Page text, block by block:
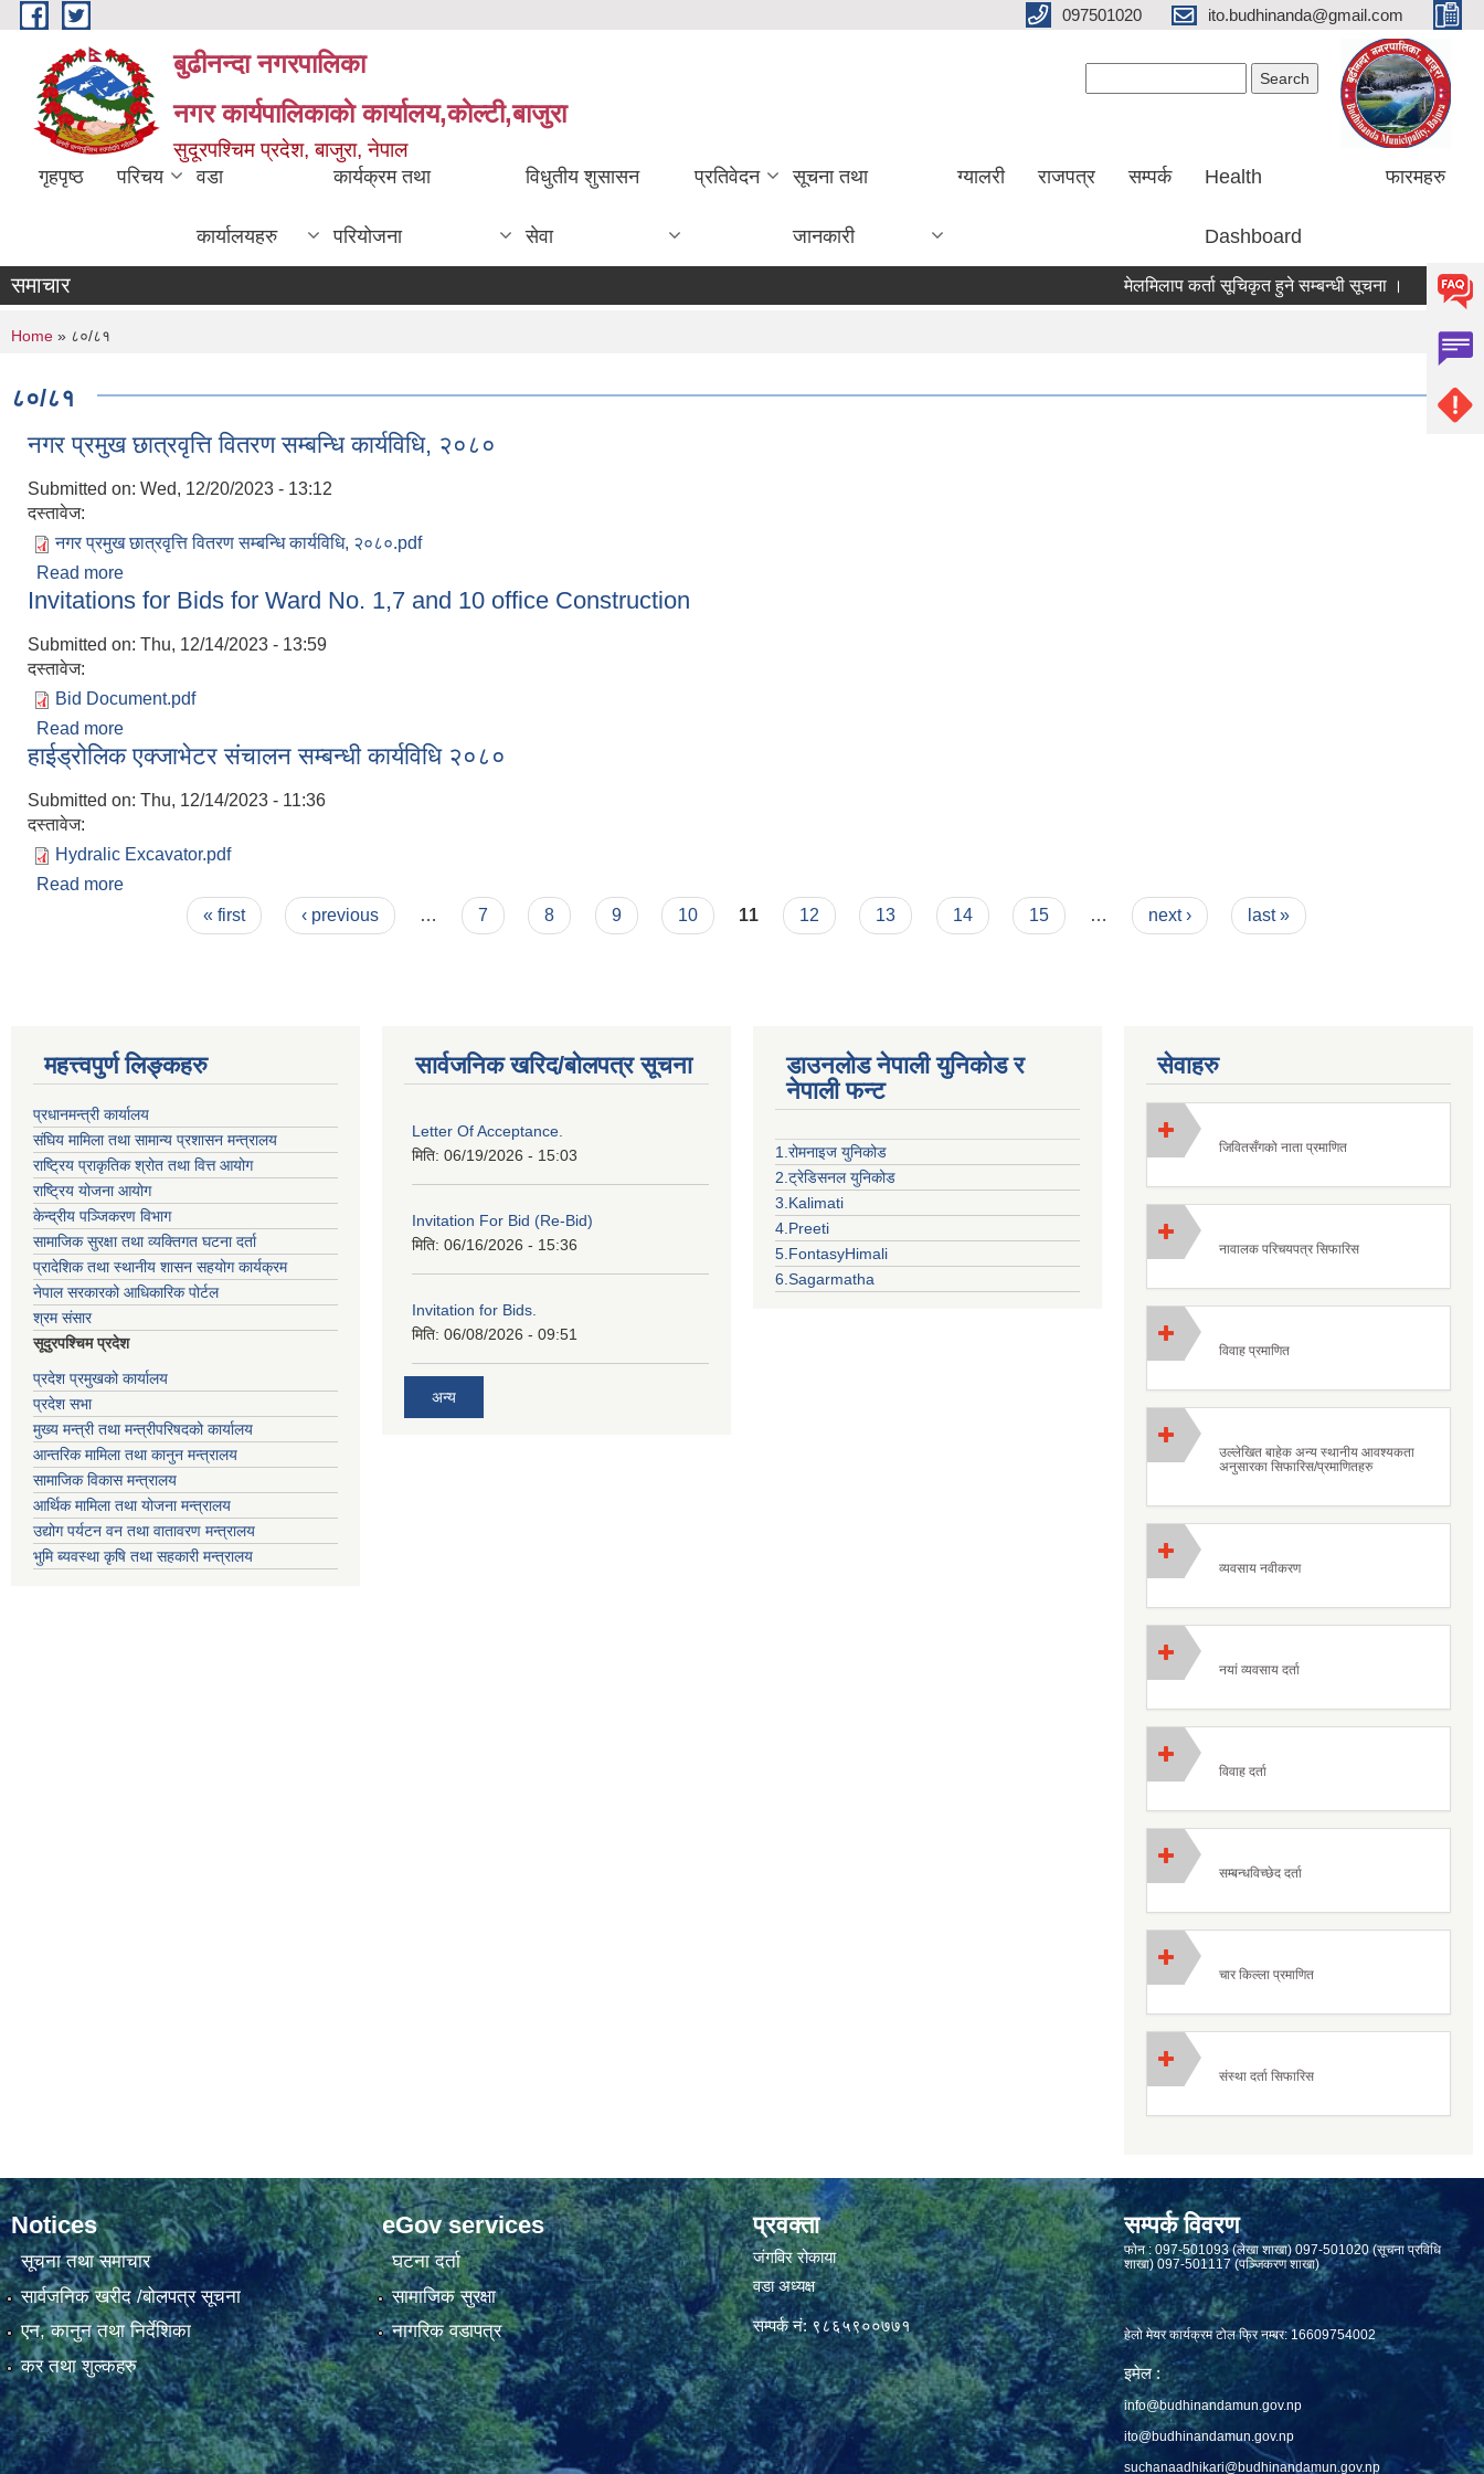
Skip to main content 097501020 ito.budhinanda@gmail.com
बुढीनन्दा नगरपालिका
नगर कार्यपालिकाकाे कार्यालय,काेल्टी,बाजुरा
सुदूरपश्चिम प्रदेश, बाजुरा, नेपाल
गृहपृष्ठ परिचय वडा
कार्यालयहरु
कार्यक्रम तथा
परियोजना
विधुतीय शुसासन
सेवा
प्रतिवेदन सूचना तथा
जानकारी
ग्यालरी राजपत्र सम्पर्क Health
Dashboard
फारमहरु
समाचार मेलमिलाप कर्ता सूचिकृत हुने सम्बन्धी सूचना । RIN
You are here
Home » ८०/८१
८०/८१
नगर प्रमुख छात्रवृत्ति वितरण सम्बन्धि कार्यविधि, २०८०
Submitted on: Wed, 12/20/2023 - 13:12
दस्तावेज:
नगर प्रमुख छात्रवृत्ति वितरण सम्बन्धि कार्यविधि, २०८०.pdf
Read more
Invitations for Bids for Ward No. 1,7 and 10 office Construction
Submitted on: Thu, 12/14/2023 - 13:59
दस्तावेज:
Bid Document.pdf
Read more
हाईड्रोलिक एक्जाभेटर संचालन सम्बन्धी कार्यविधि २०८०
Submitted on: Thu, 12/14/2023 - 11:36
दस्तावेज:
Hydralic Excavator.pdf
Read more
« first ‹ previous … 7 8 9 10 11 12 13 14 15 … next › last »
महत्त्वपुर्ण लिङ्कहरु
प्रधानमन्त्री कार्यालय
संघिय मामिला तथा सामान्य प्रशासन मन्त्रालय
राष्ट्रिय प्राकृतिक श्रोत तथा वित्त आयोग
राष्ट्रिय योजना आयोग
केन्द्रीय पञ्जिकरण विभाग
सामाजिक सुरक्षा तथा व्यक्तिगत घटना दर्ता
प्रादेशिक तथा स्थानीय शासन सहयोग कार्यक्रम
नेपाल सरकारको आधिकारिक पोर्टल
श्रम संसार
सूदुरपश्चिम प्रदेश
प्रदेश प्रमुखको कार्यालय
प्रदेश सभा
मुख्य मन्त्री तथा मन्त्रीपरिषदको कार्यालय
आन्तरिक मामिला तथा कानुन मन्त्रालय
सामाजिक विकास मन्त्रालय
आर्थिक मामिला तथा योजना मन्त्रालय
उद्योग पर्यटन वन तथा वातावरण मन्त्रालय
भुमि ब्यवस्था कृषि तथा सहकारी मन्त्रालय
सार्वजनिक खरिद/बोलपत्र सूचना
Letter Of Acceptance.
मिति: 06/19/2026 - 15:03
Invitation For Bid (Re-Bid)
मिति: 06/16/2026 - 15:36
Invitation for Bids.
मिति: 06/08/2026 - 09:51
अन्य
डाउनलोड नेपाली युनिकोड र
नेपाली फन्ट
1.रोमनाइज युनिकोड
2.ट्रेडिसनल युनिकोड
3.Kalimati
4.Preeti
5.FontasyHimali
6.Sagarmatha
सेवाहरु
जिवितसँगको नाता प्रमाणित
नावालक परिचयपत्र सिफारिस
विवाह प्रमाणित
उल्लेखित बाहेक अन्य स्थानीय आवश्यकता
अनुसारका सिफारिस/प्रमाणितहरु
व्यवसाय नवीकरण
नयां व्यवसाय दर्ता
विवाह दर्ता
सम्बन्धविच्छेद दर्ता
चार किल्ला प्रमाणित
संस्था दर्ता सिफारिस
Notices
सूचना तथा समाचार
सार्वजनिक खरीद /बोलपत्र सूचना
एन, कानुन तथा निर्देशिका
कर तथा शुल्कहरु
eGov services
घटना दर्ता
सामाजिक सुरक्षा
नागरिक वडापत्र
प्रवक्ता
जंगविर रोकाया
वडा अध्यक्ष
सम्पर्क नं: ९८६५९००७७१
सम्पर्क विवरण
फाेन : 097-501093 (लेखा शाखा) 097-501020 (सूचना प्रविधि
शाखा) 097-501117 (पञ्जिकरण शाखा)
हेलो मेयर कार्यक्रम टोल फ्रि नम्बर: 16609754002
इमेल :
info@budhinandamun.gov.np
ito@budhinandamun.gov.np
suchanaadhikari@budhinandamun.gov.np